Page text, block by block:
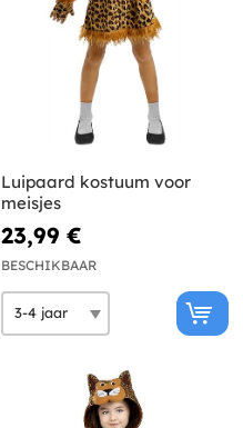
Luipaard kostuum voor
meisjes
23,99 €
BESCHIKBAAR